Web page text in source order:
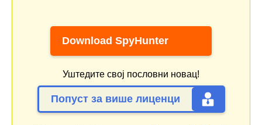
Download SpyHunter
Уштедите свој пословни новац!
Попуст за више лиценци